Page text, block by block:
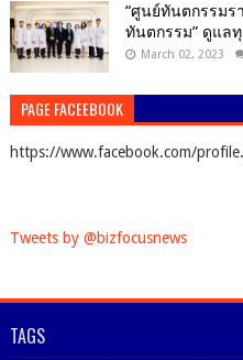
“ศูนย์ทันตกรรมร
ทันตกรรม” ดูแล
March 02, 2023
PAGE FACEEBOOK
https://www.facebook.com/
Tweets by @bizfocusnews
TAGS